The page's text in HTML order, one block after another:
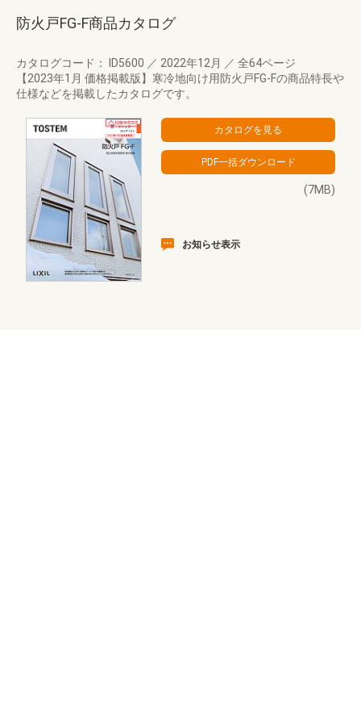
防火戸FG-F商品カタログ
カタログコード： ID5600 ／ 2022年12月 ／ 全64ページ
【2023年1月 価格掲載版】寒冷地向け用防火戸FG-Fの商品特長や
仕様などを掲載したカタログです。
(7MB)
お知らせ表示